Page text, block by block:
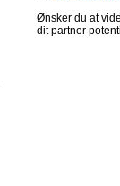
Ønsker du at
dit partner